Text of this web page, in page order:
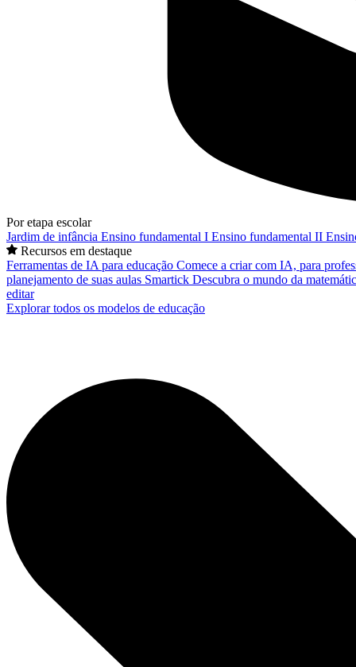
Por etapa escolar
Jardim de infância Ensino fundamental I Ensino fundamental II
Recursos em destaque
Ferramentas de IA para educação Comece a criar com IA, para
planejamento de suas aulas Smartick Descubra o mundo da
editar
Explorar todos os modelos de educação